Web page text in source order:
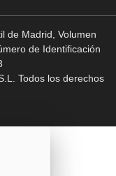
de Madrid, Volumen
de Identificación
Todos los derechos